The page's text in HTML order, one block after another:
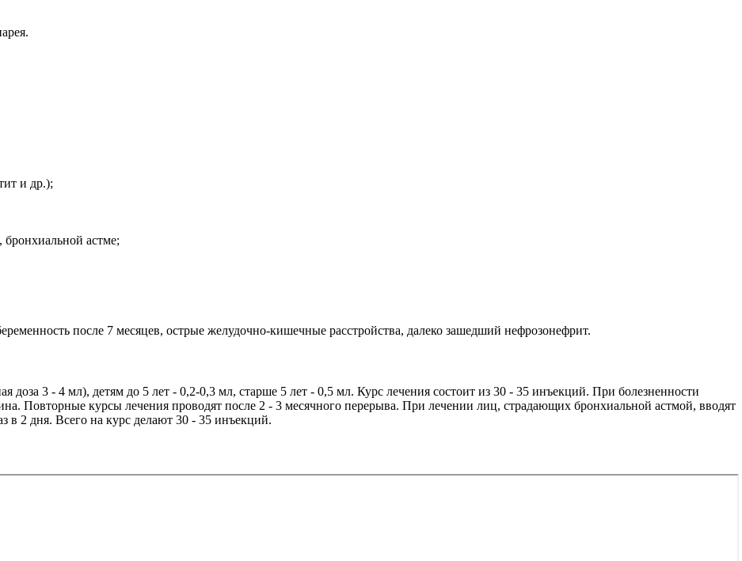
и др.);
бронхиальной астме;
после 7 месяцев, острые желудочно-кишечные расстройства, далеко зашедший нефрозонефрит.
доза 3 - 4 мл), детям до 5 лет - 0,2-0,3 мл, старше 5 лет - 0,5 мл. Курс лечения состоит из 30 - 35 инъекций. При болезненности
Повторные курсы лечения проводят после 2 - 3 месячного перерыва. При лечении лиц, страдающих бронхиальной астмой, вводят
в 2 дня. Всего на курс делают 30 - 35 инъекций.